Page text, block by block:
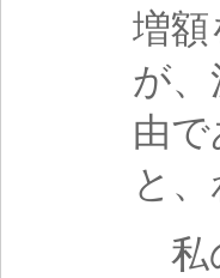
増額
が
由
と
私